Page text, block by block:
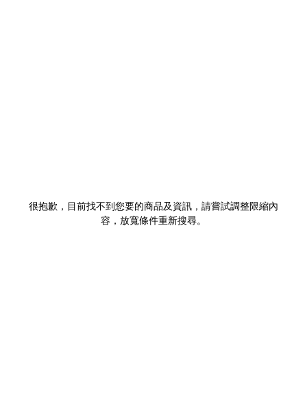
很抱歉，目前找不到您要的商品及資訊，請嘗試調整限縮內
容，放寬條件重新搜尋。